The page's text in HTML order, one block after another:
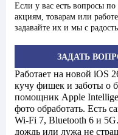
Если у вас есть вопросы
акциям, товарам или
задавайте их и мы с
ЗАДАТЬ
Работает на новой iOS
кучу фишек и заботы о
помощник Apple
фото обработать. Есть
Wi-Fi 7, Bluetooth 6 и
дождь или лужа не